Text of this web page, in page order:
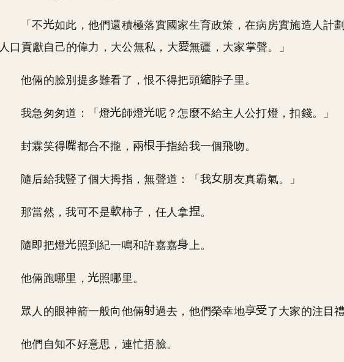
「不
如此，他們還積極落實國家生育政策，在病房實施造人計
人口貢獻自己的偉力，大公無私，大
無疆，大家掌聲。」
他倆的臉別提多難看了，恨不得把頭 脖子里。
我急匆匆道：「燈 師燈 呢？怎麼不給主人公打燈，扣錢。」
封霖笑得 都合不攏，兩 手指給我一個飛吻。
隨后給我豎了個大拇指，無聲道：「我 朋友真霸氣。」
那當然，我可不是 柿子，任人拿 。
隨即把燈 照到紀一鳴和許嘉嘉 上。
他倆跑哪里， 照哪里。
眾人的眼神箭一般向他倆 過去，他們榮幸地 了大家的注目
他們自知不好意思，連忙捂臉。